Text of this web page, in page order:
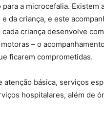
a microcefalia.
da criança, e este
cada criança desenvolve
– o
ficarem comprometidas.
atenção básica, serviços
hospitalares, além de